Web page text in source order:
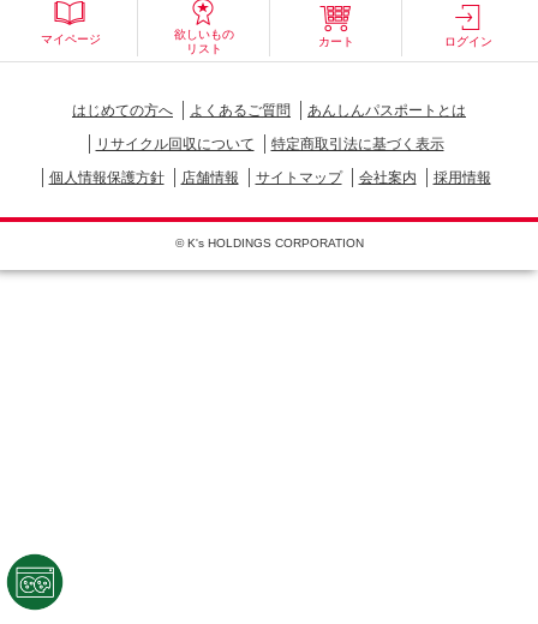
マイページ
欲しいもの
リスト
カート ログイン
はじめての方へ よくあるご質問
あんしんパスポートとは
リサイクル回収について
特定商取引法に基づく表示
個人情報保護方針
店舗情報 サイトマップ 会社案内 採用情報
© K's HOLDINGS CORPORATION